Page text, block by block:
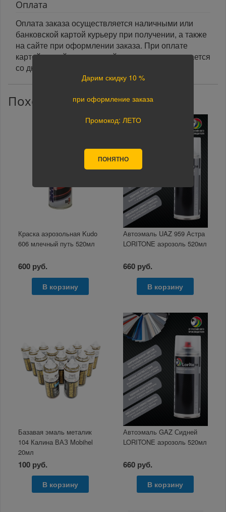
Оплата
Оплата заказа осуществляется наличными или
банковской картой курьеру при получении, а также
на сайте при оформлении заказа. При оплате
картой на сайте указанный срок доставки считается
со дня поступления оплаты.
Похожие товары
Краска аэрозольная Kudo
606 млечный путь 520мл
600 руб.
В корзину
Автоэмаль UAZ 959 Астра
LORITONE аэрозоль 520мл
660 руб.
В корзину
Базавая эмаль металик
104 Калина ВАЗ Mobihel
20мл
100 руб.
В корзину
Автоэмаль GAZ Сидней
LORITONE аэрозоль 520мл
660 руб.
В корзину
Дарим скидку 10 %
при оформление заказа
Промокод: ЛЕТО
ПОНЯТНО